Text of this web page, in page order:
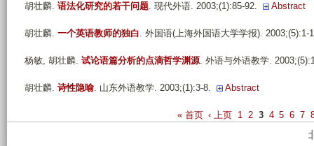
胡壮麟. 语法化研究的若干问题. 现代外语. 2003;(1):85-92. Abstract
胡壮麟. 一个英语教师的独白. 外国语(上海外国语大学学报). 2003;(5):1-
杨敏, 胡壮麟. 试论语篇分析的点滴哲学渊源. 外语与外语教学.
胡壮麟. 诗性隐喻. 山东外语教学. 2003;(1):3-8. Abstract
« 首页 ‹ 上页 1 2 3 4 5 6 7